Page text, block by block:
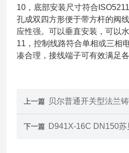
10，底部安装尺寸符合
孔成双四方形便于带方杆的阀
应性强。可以垂直安装，可以水
11，控制线路符合单相或三相
凑合理，接线端子可有效满足
上一篇 贝尔普通开关型法兰
下一篇 D941X-16C DN150苏贝智能一体化